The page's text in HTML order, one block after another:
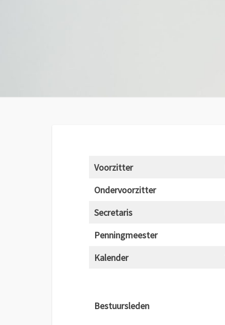
Voorzitter
Ondervoorzitter
Secretaris
Penningmeester
Kalender
Bestuursleden